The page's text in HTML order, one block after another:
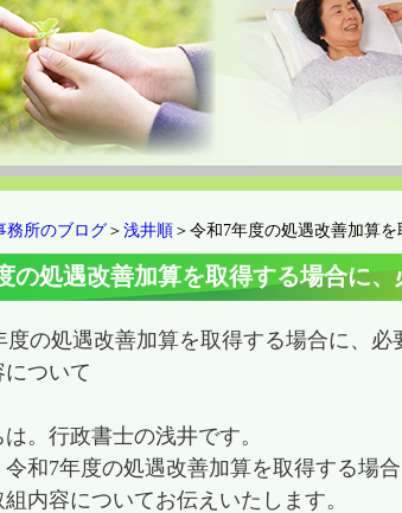
務所のブログ ＞ 浅井順 ＞令和7年度の処遇改善加算
の処遇改善加算を取得する場合に
度の処遇改善加算を取得する場合に、必
ついて
。行政書士の浅井です。
和7年度の処遇改善加算を取得する場合
内容についてお伝えいたします。